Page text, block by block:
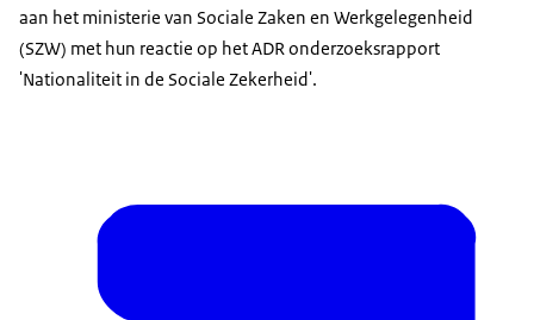
aan het ministerie van Sociale Zaken en Werkgelegenheid
(SZW) met hun reactie op het ADR onderzoeksrapport
'Nationaliteit in de Sociale Zekerheid'.